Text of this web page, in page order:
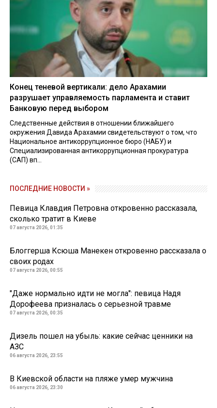
Конец теневой вертикали: дело Арахамии
разрушает управляемость парламента и ставит
Банковую перед выбором
Следственные действия в отношении ближайшего
окружения Давида Арахамии свидетельствуют о том, что
Национальное антикоррупционное бюро (НАБУ) и
Специализированная антикоррупционная прокуратура
(САП) вп...
ПОСЛЕДНИЕ НОВОСТИ »
Певица Клавдия Петровна откровенно рассказала,
сколько тратит в Киеве
07 августа 2026, 01:35
Блоггерша Ксюша Манекен откровенно рассказала о
своих родах
07 августа 2026, 00:55
"Даже нормально идти не могла": певица Надя
Дорофеева призналась о серьезной травме
07 августа 2026, 00:35
Дизель пошел на убыль: какие сейчас ценники на
АЗС
06 августа 2026, 23:55
В Киевской области на пляже умер мужчина
06 августа 2026, 23:30